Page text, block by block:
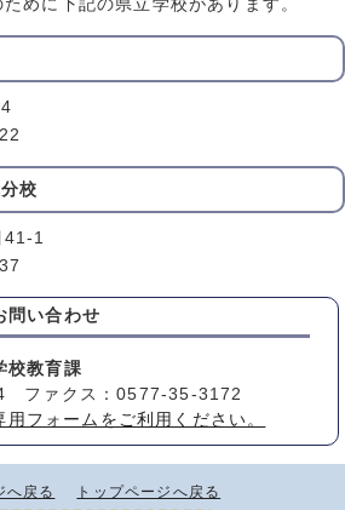
めに下記の県立学校があります。
校
41-1
問い合わせ
教育課
ファクス：0577-35-3172
フォームをご利用ください。
へ戻る トップページへ戻る